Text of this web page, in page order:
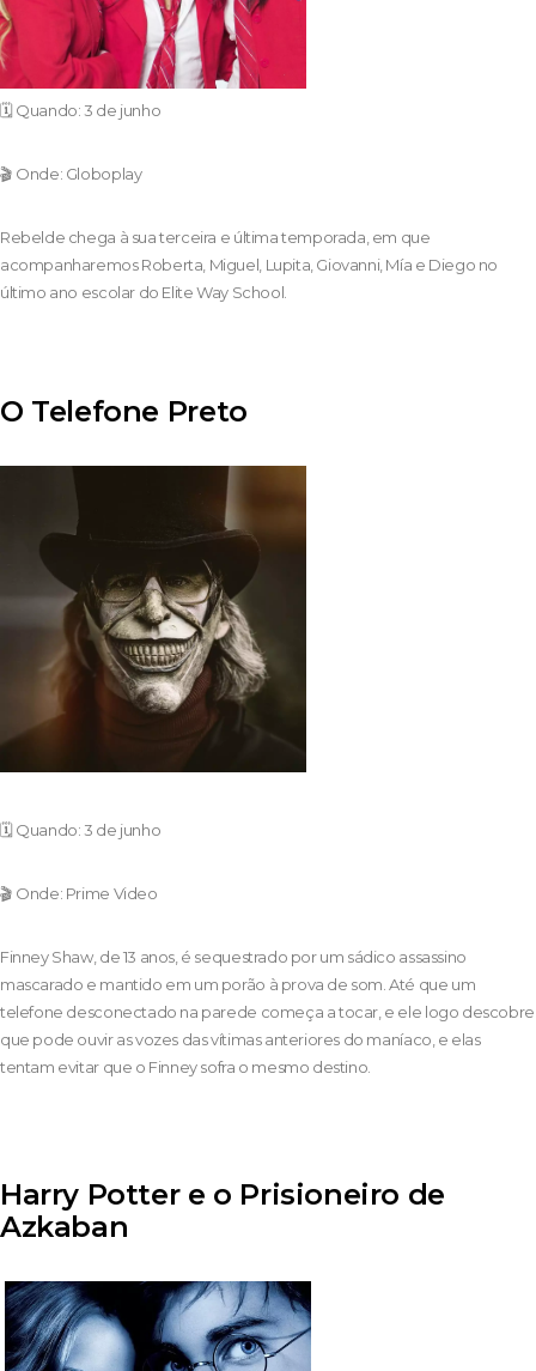
🗓️ Quando: 3 de junho
🎬 Onde: Globoplay
Rebelde chega à sua terceira e última temporada, em que
acompanharemos Roberta, Miguel, Lupita, Giovanni, Mía e Diego no
último ano escolar do Elite Way School.
O Telefone Preto
🗓️ Quando: 3 de junho
🎬 Onde: Prime Video
Finney Shaw, de 13 anos, é sequestrado por um sádico assassino
mascarado e mantido em um porão à prova de som. Até que um
telefone desconectado na parede começa a tocar, e ele logo descobre
que pode ouvir as vozes das vítimas anteriores do maníaco, e elas
tentam evitar que o Finney sofra o mesmo destino.
Harry Potter e o Prisioneiro de
Azkaban